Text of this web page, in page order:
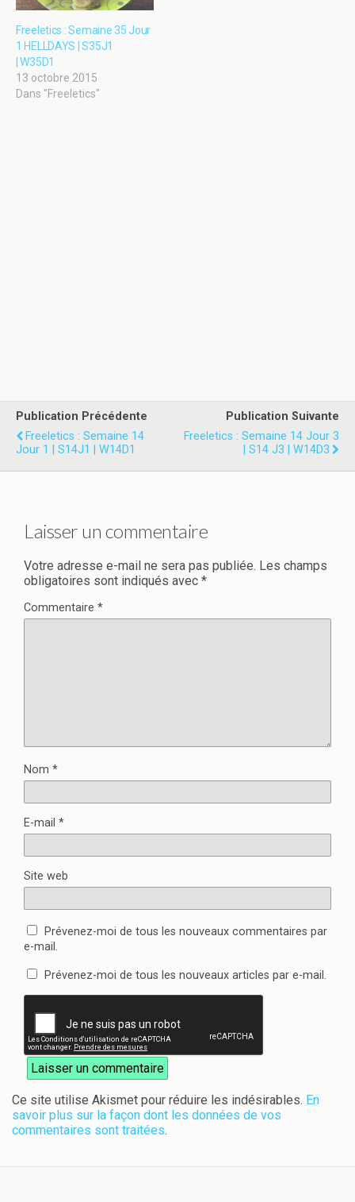
Freeletics : Semaine 35 Jour
1 HELLDAYS | S35J1
| W35D1
13 octobre 2015
Dans "Freeletics"
Publication Précédente
Freeletics : Semaine 14
Jour 1 | S14J1 | W14D1
Publication Suivante
Freeletics : Semaine 14 Jour 3
| S14 J3 | W14D3
Laisser un commentaire
Votre adresse e-mail ne sera pas publiée. Les champs
obligatoires sont indiqués avec *
Commentaire *
Nom *
E-mail *
Site web
Prévenez-moi de tous les nouveaux commentaires par
e-mail.
Prévenez-moi de tous les nouveaux articles par e-mail.
Ce site utilise Akismet pour réduire les indésirables. En
savoir plus sur la façon dont les données de vos
commentaires sont traitées.